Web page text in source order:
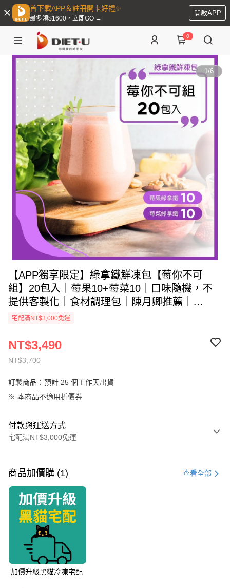
首下載APP＆註冊開卡好禮✨
最多領$1600，立即GO →
開啟APP
0
1/6
【APP獨享限定】綠拿鐵鮮凍包【莓你不可
組】20包入｜莓果10+莓菜10｜口味隨機，不
提供客製化｜食材調理包｜陳月卿推薦｜
Vitamix調理機品味最佳口感
宅配滿NT$3,000免運
NT$3,700
NT$3,490
訂製商品：預計 25 個工作天出貨
※ 本商品不適用折價券
付款與運送方式
宅配滿NT$3,000免運
信用卡一次付款
信用卡分期付款
3 期 0 利率 每期
合作金庫商業銀行
華南商業銀行
上海商業儲蓄銀行
國泰世華商業銀行
臺灣中小企業銀行
匯豐（台灣）商業銀行
6 期 0 利率 每期
合作金庫商業銀行
華南商業銀行
上海商業儲蓄銀行
國泰世華商業銀行
LINE Pay
Apple Pay
商品加價購 (1) 查看全部
加價升級黑貓冷凍宅配